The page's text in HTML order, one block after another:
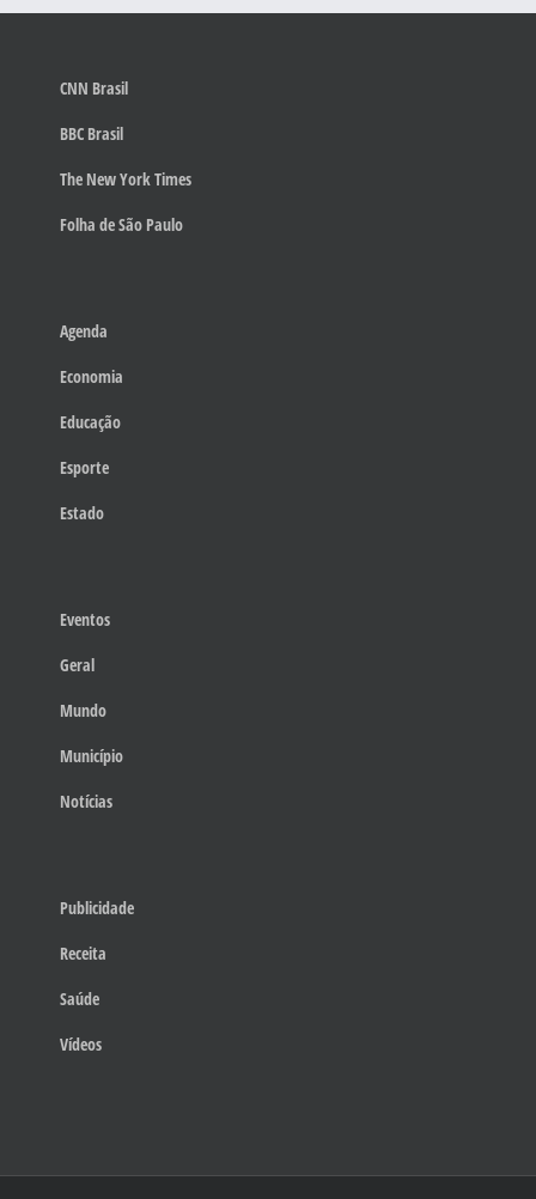
CNN Brasil
BBC Brasil
The New York Times
Folha de São Paulo
Agenda
Economia
Educação
Esporte
Estado
Eventos
Geral
Mundo
Município
Notícias
Publicidade
Receita
Saúde
Vídeos